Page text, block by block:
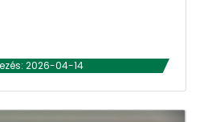
2026-04-14